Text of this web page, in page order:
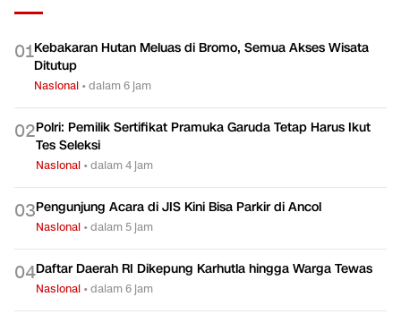
01Kebakaran Hutan Meluas di Bromo, Semua Akses Wisata
Ditutup
Nasional •dalam 6 jam
02Polri: Pemilik Sertifikat Pramuka Garuda Tetap Harus Ikut
Tes Seleksi
Nasional •dalam 4 jam
03Pengunjung Acara di JIS Kini Bisa Parkir di Ancol
Nasional •dalam 5 jam
04Daftar Daerah RI Dikepung Karhutla hingga Warga Tewas
Nasional •dalam 6 jam